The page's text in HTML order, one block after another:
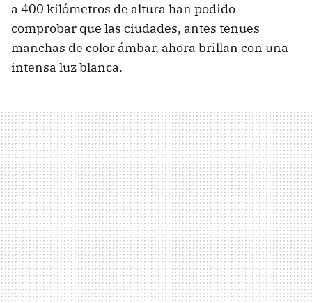
a 400 kilómetros de altura han podido
comprobar que las ciudades, antes tenues
manchas de color ámbar, ahora brillan con una
intensa luz blanca.